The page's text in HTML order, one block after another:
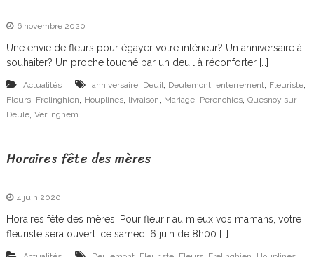
6 novembre 2020
Une envie de fleurs pour égayer votre intérieur? Un anniversaire à
souhaiter? Un proche touché par un deuil à réconforter […]
Actualités anniversaire, Deuil, Deulemont, enterrement, Fleuriste,
Fleurs, Frelinghien, Houplines, livraison, Mariage, Perenchies, Quesnoy sur
Deûle, Verlinghem
Horaires fête des mères
4 juin 2020
Horaires fête des mères. Pour fleurir au mieux vos mamans, votre
fleuriste sera ouvert: ce samedi 6 juin de 8h00 […]